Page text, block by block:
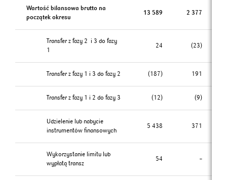
Wartość bilansowa brutto na
początek okresu
13 589 2 377
Transfer z fazy 2 i 3 do fazy
1
24 (23)
Transfer z fazy 1 i 3 do fazy 2 (187) 191
Transfer z fazy 1 i 2 do fazy 3 (12) (9)
Udzielenie lub nabycie
instrumentów finansowych
5 438 371
Wykorzystanie limitu lub
wypłatą transz
54 –